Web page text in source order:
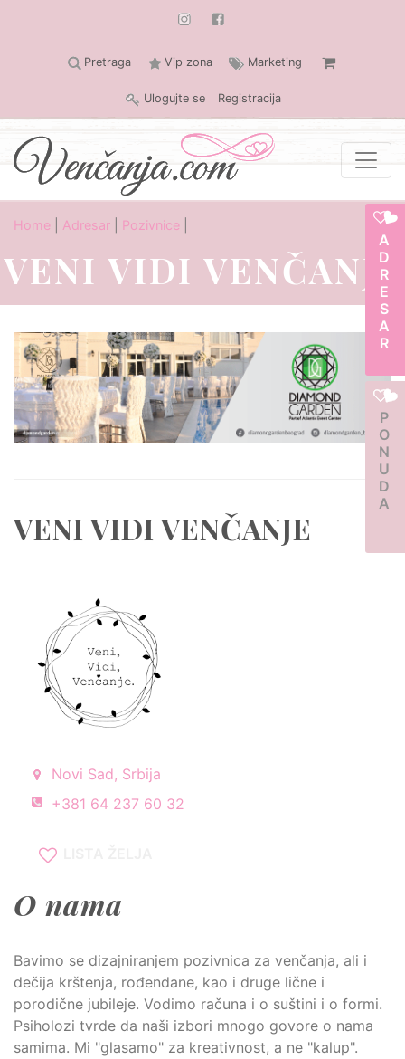
Pretraga Vip zona Marketing
Ulogujte se Registracija
ADRESAR
PONUDA
Home Adresar Pozivnice
VENI VIDI VENČANJE
VENI VIDI VENČANJE
Novi Sad, Srbija
+381 64 237 60 32
O nama
Bavimo se dizajniranjem pozivnica za venčanja, ali i
dečija krštenja, rođendane, kao i druge lične i
porodične jubileje. Vodimo računa i o suštini i o formi.
Psiholozi tvrde da naši izbori mnogo govore o nama
samima. Mi "glasamo" za kreativnost, a ne "kalup".